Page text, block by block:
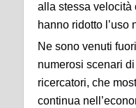
alla stessa velocità
hanno ridotto l’uso
Ne sono venuti
numerosi scenari
ricercatori, che
continua